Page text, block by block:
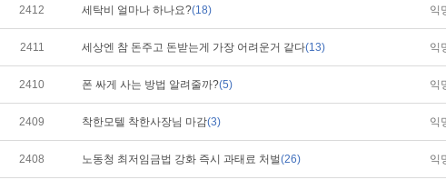
2412 세탁비 얼마나 하나요?(18) 익
2411 세상엔 참 돈주고 돈받는게 가장 어려운거 같다(13) 익
2410 폰 싸게 사는 방법 알려줄까?(5) 익
2409 착한모텔 착한사장님 마감(3) 익
2408 노동청 최저임금법 강화 즉시 과태료 처벌(26) 익